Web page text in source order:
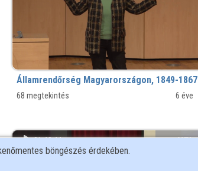
Államrendőrség Magyarországon, 1849-1867
68 megtekintés 6 éve
01:40:44
MTA
böngészés érdekében.